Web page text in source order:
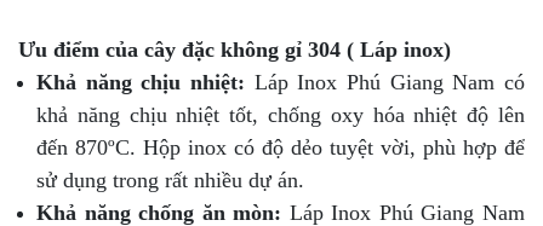
Ưu điểm của cây đặc không gỉ 304 ( Láp inox)
Khả năng chịu nhiệt: Láp Inox Phú Giang Nam có
khả năng chịu nhiệt tốt, chống oxy hóa nhiệt độ lên
đến 870ºC. Hộp inox có độ dẻo tuyệt vời, phù hợp để
sử dụng trong rất nhiều dự án.
Khả năng chống ăn mòn: Láp Inox Phú Giang Nam